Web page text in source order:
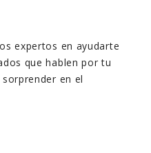
expertos en ayudarte
que hablen por tu
en el